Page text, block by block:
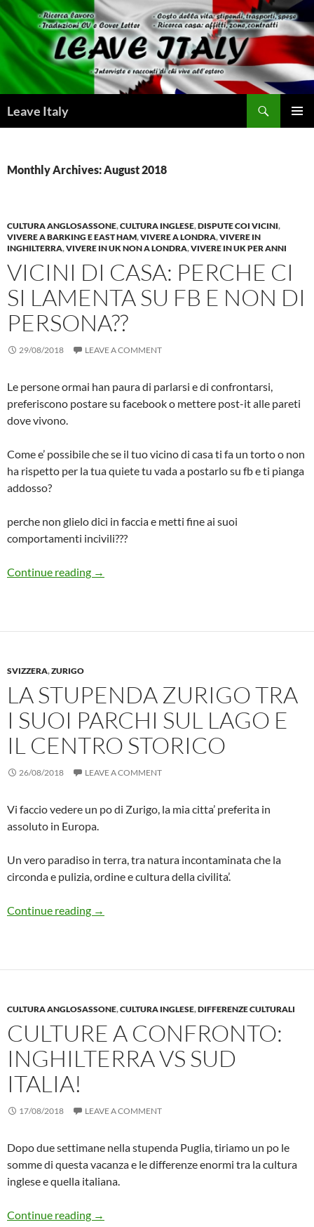
Skip
to
content
Leave Italy
Monthly Archives: August 2018
CULTURA ANGLOSASSONE,CULTURA INGLESE,DISPUTE COI VICINI,
VIVERE A BARKING E EAST HAM,VIVERE A LONDRA,VIVERE IN
INGHILTERRA,VIVERE IN UK NON A LONDRA,VIVERE IN UK PER ANNI
VICINI DI CASA: PERCHE CI
SI LAMENTA SU FB E NON DI
PERSONA??
29/08/2018 LEAVE A COMMENT
Le persone ormai han paura di parlarsi e di confrontarsi,
preferiscono postare su facebook o mettere post-it alle pareti
dove vivono.
Come e’ possibile che se il tuo vicino di casa ti fa un torto o non
ha rispetto per la tua quiete tu vada a postarlo su fb e ti pianga
addosso?
perche non glielo dici in faccia e metti fine ai suoi
comportamenti incivili???
Continue reading VICINI DI CASA: perche ci si LAMENTA su FB
→
SVIZZERA,ZURIGO
LA STUPENDA ZURIGO TRA
I SUOI PARCHI SUL LAGO E
IL CENTRO STORICO
26/08/2018 LEAVE A COMMENT
Vi faccio vedere un po di Zurigo, la mia citta’ preferita in
assoluto in Europa.
Un vero paradiso in terra, tra natura incontaminata che la
circonda e pulizia, ordine e cultura della civilita’.
Continue reading La stupenda Zurigo tra i suoi parchi sul lago
→
CULTURA ANGLOSASSONE,CULTURA INGLESE,DIFFERENZE CULTURALI
CULTURE A CONFRONTO:
INGHILTERRA VS SUD
ITALIA!
17/08/2018 LEAVE A COMMENT
Dopo due settimane nella stupenda Puglia, tiriamo un po le
somme di questa vacanza e le differenze enormi tra la cultura
inglese e quella italiana.
Continue reading Culture a Confronto: INGHILTERRA vs SUD
→